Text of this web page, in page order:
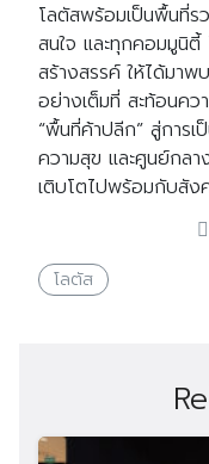
Search
for:
โลตัสพร้อมเป็นพื้นที่
สนใจ และทุกคอมมูนิตี้
สร้างสรรค์ ให้ได้มา
อย่างเต็มที่ สะท้อนคว
“พื้นที่ค้าปลีก” สู่การ
ความสุข และศูนย์กล
เติบโตไปพร้อมกับสัง
โลตัส